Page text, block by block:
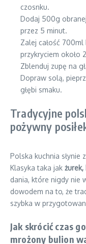
czosnku.
Dodaj 500g
przez 5 minut.
Zalej całość
przykryciem około
Zblenduj zupę na
Dopraw solą,
głębi smaku.
Tradycyjne
pożywny
Polska kuchnia słynie
Klasyka taka jak
dania, które nigdy nie
dowodem na to, że
szybka w
Jak skrócić czas
mrożony bulion